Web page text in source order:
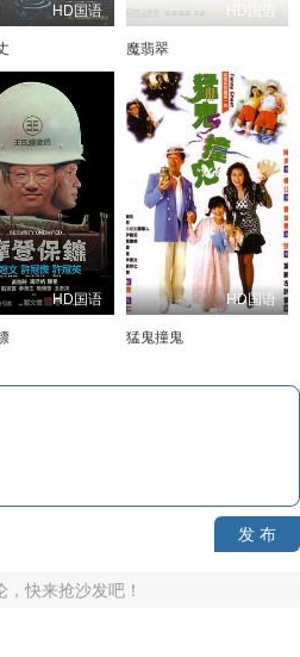
HD国语 HD国语
魔翡翠
HD国语 HD国语
猛鬼撞鬼
发 布
，快来抢沙发吧！